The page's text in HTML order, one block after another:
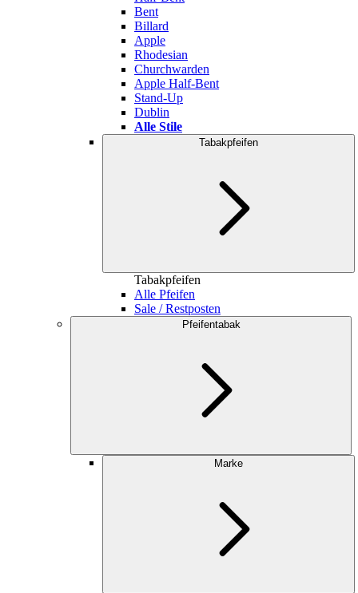
Bent
Billard
Apple
Rhodesian
Churchwarden
Apple Half-Bent
Stand-Up
Dublin
Alle Stile
Tabakpfeifen
Tabakpfeifen
Alle Pfeifen
Sale / Restposten
Pfeifentabak
Marke